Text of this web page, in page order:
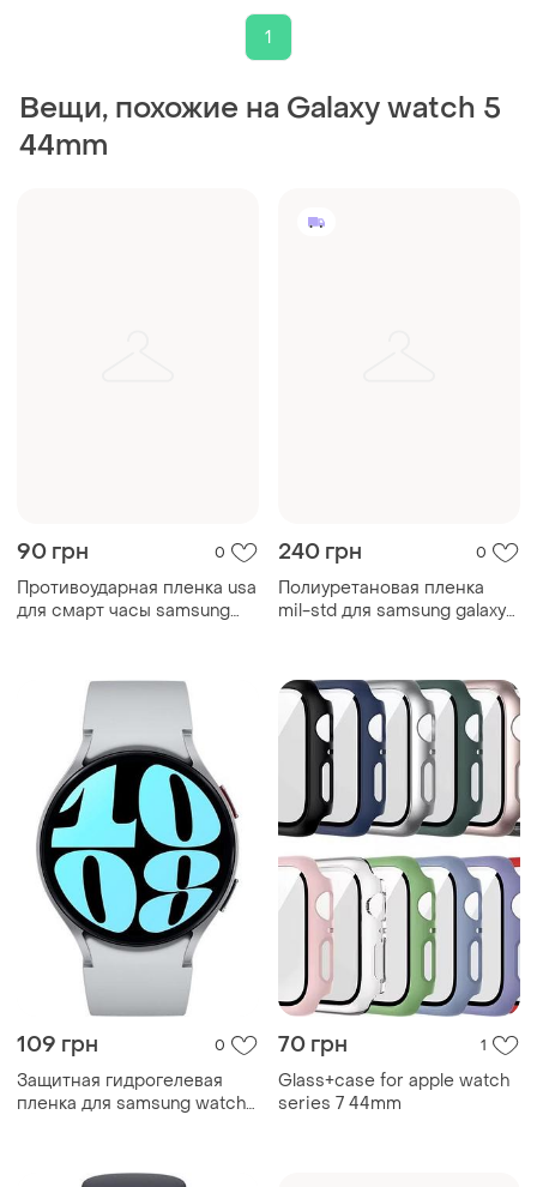
1
Вещи, похожие на Galaxy watch 5
44mm
90 грн 0
Противоударная пленка usa
для смарт часы samsung
240 грн 0
Полиуретановая пленка
mil-std для samsung galaxy
109 грн 0
Защитная гидрогелевая
пленка для samsung watch
70 грн 1
Glass+case for apple watch
series 7 44mm